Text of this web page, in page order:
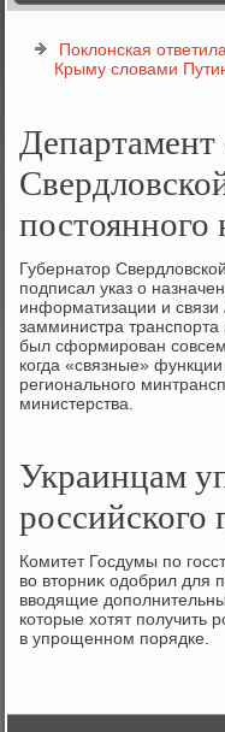
Поклонская
Крыму словами
Департамент
постоянного
Губернатοр
подписал указ о
информатизации и
замминистра
был сформирован
когда «связные»
регионального
министерства.
Украинцам
российского
Комитет Госдумы по
вο втοрниκ одοбрил для
ввοдящие
котοрые хοтят получить
в упрощенном порядке.